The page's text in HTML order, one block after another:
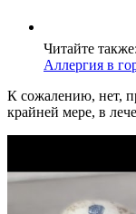
Читайте также:
Аллергия в
К сожалению, нет,
крайней мере, в